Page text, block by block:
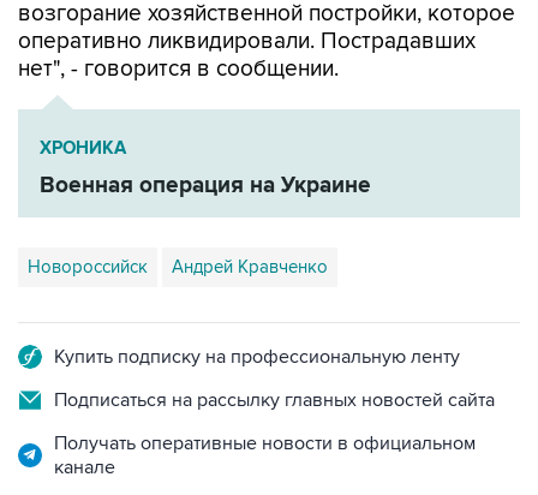
возгорание хозяйственной постройки, которое
оперативно ликвидировали. Пострадавших
нет", - говорится в сообщении.
ХРОНИКА
Военная операция на Украине
Новороссийск Андрей Кравченко
Купить подписку на профессиональную ленту
Подписаться на рассылку главных новостей сайта
Получать оперативные новости в официальном
канале